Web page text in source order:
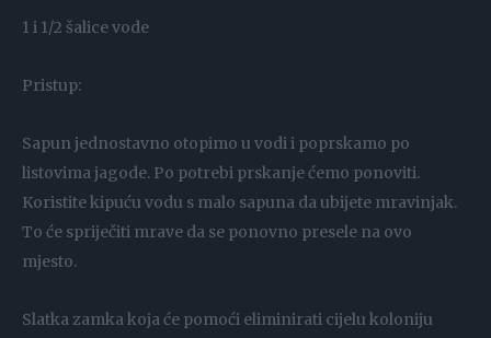
1 i 1/2 šalice vode
Pristup:
Sapun jednostavno otopimo u vodi i poprskamo po
listovima jagode. Po potrebi prskanje ćemo ponoviti.
Koristite kipuću vodu s malo sapuna da ubijete mravinjak.
To će spriječiti mrave da se ponovno presele na ovo
mjesto.
Slatka zamka koja će pomoći eliminirati cijelu koloniju